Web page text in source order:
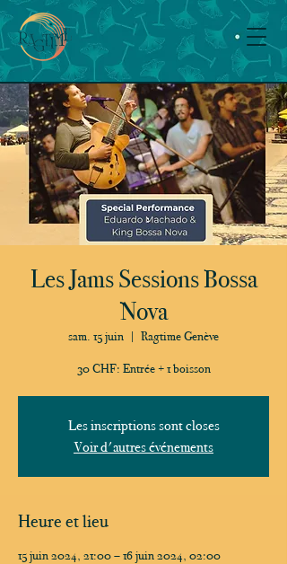
Les Jams Sessions Bossa
Nova
sam. 15 juin
  |
Ragtime Genève
30 CHF: Entrée + 1 boisson
Les inscriptions sont closes
Voir d'autres événements
Heure et lieu
15 juin 2024, 21:00 – 16 juin 2024, 02:00